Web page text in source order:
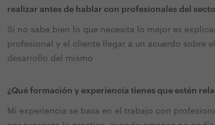
realizar antes de hablar con profesionales del
Si no sabe bien lo que necesita lo mejor es
profesional y el cliente llegar a un acuerdo sobre
desarrollo del mismo
¿Qué formación y experiencia tienes que estén
Mi experiencia se basa en el trabajo con